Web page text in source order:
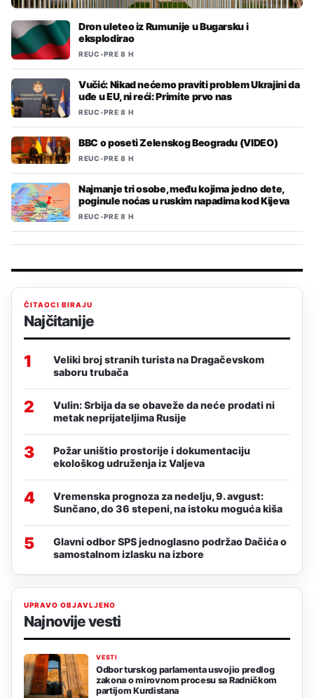
Dron uleteo iz Rumunije u Bugarsku i
eksplodirao
REUC•PRE 8 H
Vučić: Nikad nećemo praviti problem Ukrajini da
uđe u EU, ni reći: Primite prvo nas
REUC•PRE 8 H
BBC o poseti Zelenskog Beogradu (VIDEO)
REUC•PRE 8 H
Najmanje tri osobe, među kojima jedno dete,
poginule noćas u ruskim napadima kod Kijeva
REUC•PRE 8 H
ČITAOCI BIRAJU
Najčitanije
1
Veliki broj stranih turista na Dragačevskom
saboru trubača
2
Vulin: Srbija da se obaveže da neće prodati ni
metak neprijateljima Rusije
3
Požar uništio prostorije i dokumentaciju
ekološkog udruženja iz Valjeva
4
Vremenska prognoza za nedelju, 9. avgust:
Sunčano, do 36 stepeni, na istoku moguća kiša
5
Glavni odbor SPS jednoglasno podržao Dačića o
samostalnom izlasku na izbore
UPRAVO OBJAVLJENO
Najnovije vesti
VESTI
Odbor turskog parlamenta usvojio predlog
zakona o mirovnom procesu sa Radničkom
partijom Kurdistana